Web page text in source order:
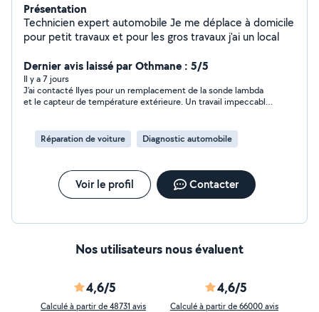
Présentation
Technicien expert automobile Je me déplace à domicile
pour petit travaux et pour les gros travaux j'ai un local
Dernier avis laissé par Othmane : 5/5
Il y a 7 jours
J’ai contacté Ilyes pour un remplacement de la sonde lambda
et le capteur de température extérieure. Un travail impeccable
Réparation de voiture Diagnostic automobile
Voir le profil Contacter
Nos utilisateurs nous évaluent
4,6/5
Calculé à partir de 48731 avis
4,6/5
Calculé à partir de 66000 avis